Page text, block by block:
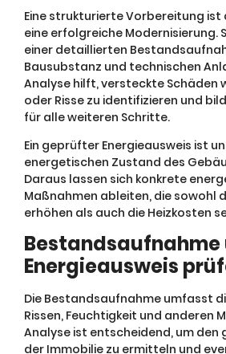
Eine strukturierte Vorbereitung ist
eine erfolgreiche Modernisierung.
einer detaillierten
Bausubstanz und technischen
Analyse hilft, versteckte Schäden
oder Risse zu identifizieren und
für alle weiteren Schritte.
Ein geprüfter Energieausweis ist
energetischen Zustand des
Daraus lassen sich konkrete
Maßnahmen ableiten, die sowohl
erhöhen als auch die Heizkosten
Bestandsaufnahme
Energieausweis
Die Bestandsaufnahme umfasst
Rissen, Feuchtigkeit und anderen
Analyse ist entscheidend, um den
der Immobilie zu ermitteln und